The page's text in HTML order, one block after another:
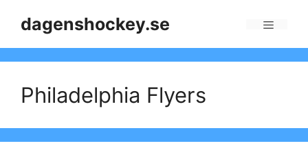
dagenshockey.se
Philadelphia Flyers